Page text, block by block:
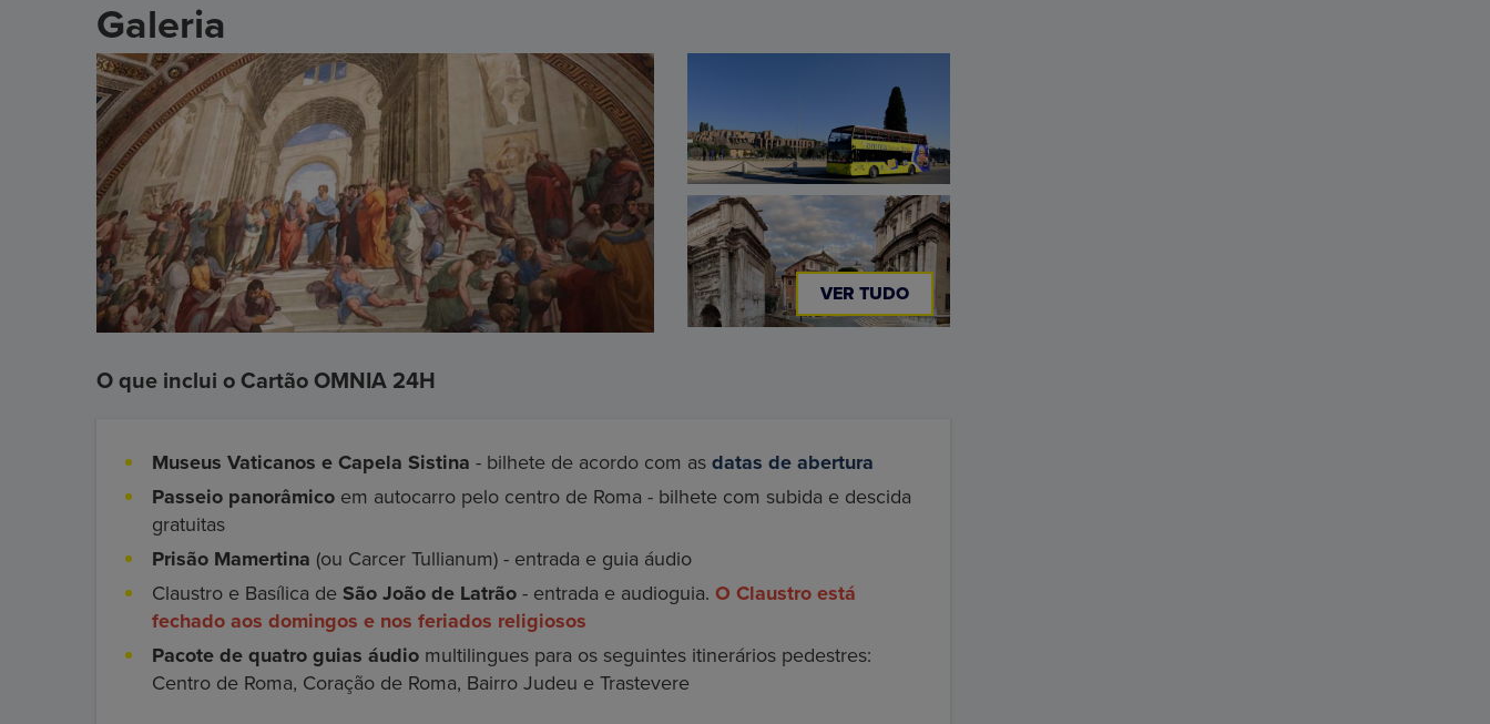
Galeria
VER TUDO
O que inclui o Cartão OMNIA 24H
Museus Vaticanos e Capela Sistina - bilhete de acordo com as datas de abertura
Passeio panorâmico em autocarro pelo centro de Roma - bilhete com subida e descida
gratuitas
Prisão Mamertina (ou Carcer Tullianum) - entrada e guia áudio
Claustro e Basílica de São João de Latrão - entrada e audioguia. O Claustro está
fechado aos domingos e nos feriados religiosos
Pacote de quatro guias áudio multilingues para os seguintes itinerários pedestres:
Centro de Roma, Coração de Roma, Bairro Judeu e Trastevere